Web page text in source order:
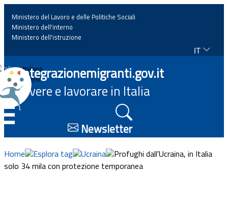
Home
News
Approfondimenti
Eventi
Ministero del Lavoro e delle Politiche Sociali
Ministero dell'interno
Ministero dell'istruzione
IT
Italiano
English
Integrazionemigranti.gov.it
Vivere e lavorare in Italia
Newsletter
Home Esplora tag Ucraina
Profughi dall'Ucraina, in Italia
solo 34 mila con protezione temporanea